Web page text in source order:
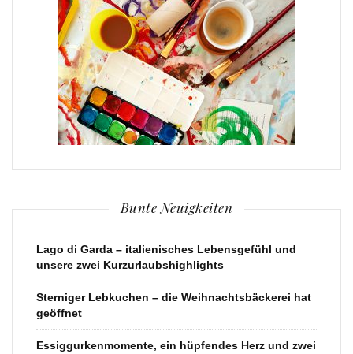
Bunte Neuigkeiten
Lago di Garda – italienisches Lebensgefühl und
unsere zwei Kurzurlaubshighlights
Sterniger Lebkuchen – die Weihnachtsbäckerei hat
geöffnet
Essiggurkenmomente, ein hüpfendes Herz und zwei